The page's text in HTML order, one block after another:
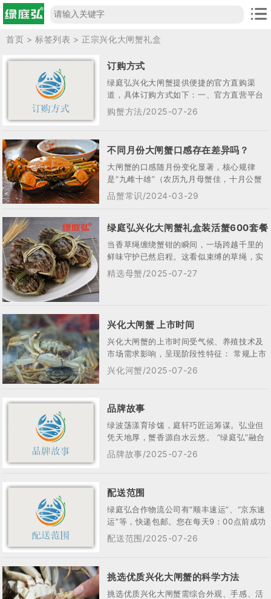
首页 > 标签列表 > 正宗兴化大闸蟹礼盒
订购方式
绿庭弘兴化大闸蟹提供便捷的官方直购渠
道，具体订购方式如下：一、官方直营平台
订购1‌，官网直达‌访问品牌升级后的官方网站
（...
购蟹方法/2025-07-26
不同月份大闸蟹口感存在差异吗？
大闸蟹的口感随月份变化显著，核心规律
是“九雌十雄”（农历九月母蟹佳，十月公蟹
美），具体差异如下：6月-8月：未成年童
子蟹...
品蟹常识/2024-03-29
绿庭弘兴化大闸蟹礼盒装活蟹600套餐
当香草绳缠绕蟹钳的瞬间，一场跨越千里的
鲜味守护已然启程。这看似束缚的草绳，实
则是连结绿庭弘兴化大闸蟹与餐桌的文明纽
带 —...
精选母蟹/2025-07-27
兴化大闸蟹 上市时间
兴化大闸蟹的上市时间受气候、养殖技术及
市场需求影响，呈现阶段性特征： 常规上市
周期1‌，尝鲜期（9月上旬）‌• 少量成熟...
兴化河蟹/2025-07-26
品牌故事
绿波荡漾育珍馐，庭轩巧匠运筹谋。弘业但
凭天地厚，蟹香源自水云悠。 “绿庭弘”融合
了“绿色生态”与“庭院匠心”...
品牌故事/2025-07-26
配送范围
绿庭弘合作物流公司有“顺丰速运”、“京东速
运”等，快递包邮。您在每天9：00点前成功
付款的订单，我们会安排当天发货，一般...
配送范围/2025-07-26
挑选优质兴化大闸蟹的科学方法
挑选优质兴化大闸蟹需综合外观、手感、活